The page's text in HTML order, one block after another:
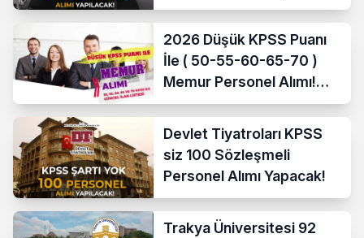
2026 Düşük KPSS Puanı
İle ( 50-55-60-65-70 )
Memur Personel Alımı!
Lise, Ön Lisans ve Lisans
Devlet Tiyatroları KPSS
siz 100 Sözleşmeli
Personel Alımı Yapacak!
Trakya Üniversitesi 92